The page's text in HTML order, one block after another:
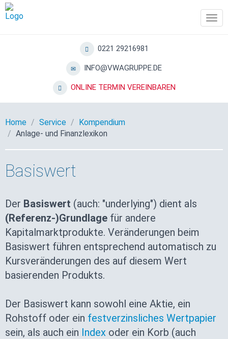
0221 29216981
INFO@VWAGRUPPE.DE
ONLINE TERMIN VEREINBAREN
Home Service
Kompendium
Anlage- und Finanzlexikon
Basiswert
Der Basiswert (auch: "underlying") dient als
(Referenz-)Grundlage für andere
Kapitalmarktprodukte. Veränderungen beim
Basiswert führen entsprechend automatisch zu
Kursveränderungen des auf diesem Wert
basierenden Produkts.
Der Basiswert kann sowohl eine Aktie, ein
Rohstoff oder ein festverzinsliches Wertpapier
sein, als auch ein Index oder ein Korb (auch